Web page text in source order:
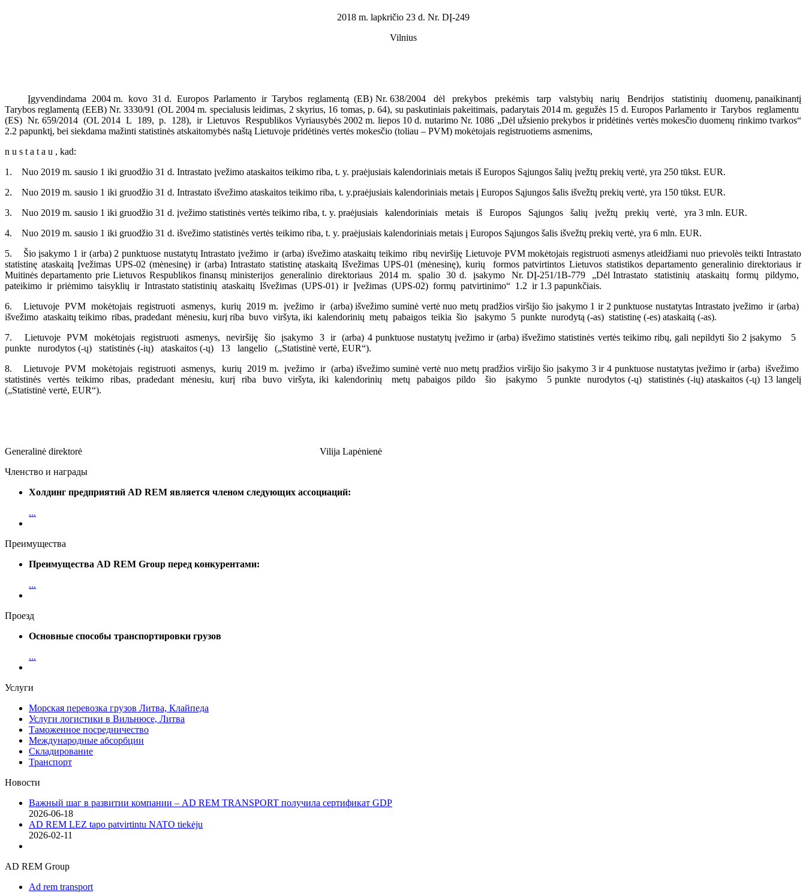
2018 m. lapkričio 23 d. Nr. DĮ-249
Vilnius
Įgyvendindama 2004 m. kovo 31 d. Europos Parlamento ir Tarybos reglamentą (EB) Nr. 638/2004 dėl prekybos prekėmis tarp valstybių narių Bendrijos statistinių duomenų, panaikinantį
Tarybos reglamentą (EEB) Nr. 3330/91 (OL 2004 m. specialusis leidimas, 2 skyrius, 16 tomas, p. 64), su paskutiniais pakeitimais, padarytais 2014 m. gegužės 15 d. Europos Parlamento ir Tarybos reglamentu
(ES) Nr. 659/2014 (OL 2014 L 189, p. 128), ir Lietuvos Respublikos Vyriausybės 2002 m. liepos 10 d. nutarimo Nr. 1086 „Dėl užsienio prekybos ir pridėtinės vertės mokesčio duomenų rinkimo tvarkos“
2.2 papunktį, bei siekdama mažinti statistinės atskaitomybės naštą Lietuvoje pridėtinės vertės mokesčio (toliau – PVM) mokėtojais registruotiems asmenims,
n u s t a t a u , kad:
1. Nuo 2019 m. sausio 1 iki gruodžio 31 d. Intrastato įvežimo ataskaitos teikimo riba, t. y. praėjusiais kalendoriniais metais iš Europos Sąjungos šalių įvežtų prekių vertė, yra 250 tūkst. EUR.
2. Nuo 2019 m. sausio 1 iki gruodžio 31 d. Intrastato išvežimo ataskaitos teikimo riba, t. y.praėjusiais kalendoriniais metais į Europos Sąjungos šalis išvežtų prekių vertė, yra 150 tūkst. EUR.
3. Nuo 2019 m. sausio 1 iki gruodžio 31 d. įvežimo statistinės vertės teikimo riba, t. y. praėjusiais kalendoriniais metais iš Europos Sąjungos šalių įvežtų prekių vertė, yra 3 mln. EUR.
4. Nuo 2019 m. sausio 1 iki gruodžio 31 d. išvežimo statistinės vertės teikimo riba, t. y. praėjusiais kalendoriniais metais į Europos Sąjungos šalis išvežtų prekių vertė, yra 6 mln. EUR.
5. Šio įsakymo 1 ir (arba) 2 punktuose nustatytų Intrastato įvežimo ir (arba) išvežimo ataskaitų teikimo ribų neviršiję Lietuvoje PVM mokėtojais registruoti asmenys atleidžiami nuo prievolės teikti Intrastato
statistinę ataskaitą Įvežimas UPS-02 (mėnesinę) ir (arba) Intrastato statistinę ataskaitą Išvežimas UPS-01 (mėnesinę), kurių formos patvirtintos Lietuvos statistikos departamento generalinio direktoriaus ir
Muitinės departamento prie Lietuvos Respublikos finansų ministerijos generalinio direktoriaus 2014 m. spalio 30 d. įsakymo Nr. DĮ-251/1B-779 „Dėl Intrastato statistinių ataskaitų formų pildymo,
pateikimo ir priėmimo taisyklių ir Intrastato statistinių ataskaitų Išvežimas (UPS-01) ir Įvežimas (UPS-02) formų patvirtinimo“ 1.2 ir 1.3 papunkčiais.
6. Lietuvoje PVM mokėtojais registruoti asmenys, kurių 2019 m. įvežimo ir (arba) išvežimo suminė vertė nuo metų pradžios viršijo šio įsakymo 1 ir 2 punktuose nustatytas Intrastato įvežimo ir (arba)
išvežimo ataskaitų teikimo ribas, pradedant mėnesiu, kurį riba buvo viršyta, iki kalendorinių metų pabaigos teikia šio įsakymo 5 punkte nurodytą (-as) statistinę (-es) ataskaitą (-as).
7. Lietuvoje PVM mokėtojais registruoti asmenys, neviršiję šio įsakymo 3 ir (arba) 4 punktuose nustatytų įvežimo ir (arba) išvežimo statistinės vertės teikimo ribų, gali nepildyti šio 2 įsakymo 5
punkte nurodytos (-ų) statistinės (-ių) ataskaitos (-ų) 13 langelio („Statistinė vertė, EUR“).
8. Lietuvoje PVM mokėtojais registruoti asmenys, kurių 2019 m. įvežimo ir (arba) išvežimo suminė vertė nuo metų pradžios viršijo šio įsakymo 3 ir 4 punktuose nustatytas įvežimo ir (arba) išvežimo
statistinės vertės teikimo ribas, pradedant mėnesiu, kurį riba buvo viršyta, iki kalendorinių metų pabaigos pildo šio įsakymo 5 punkte nurodytos (-ų) statistinės (-ių) ataskaitos (-ų) 13 langelį
(„Statistinė vertė, EUR“).
Generalinė direktorė Vilija Lapėnienė
Членство и награды
Холдинг предприятий AD REM является членом следующих ассоциаций:
...
Преимущества
Преимущества AD REM Group перед конкурентами:
...
Проезд
Основные способы транспортировки грузов
...
Услуги
Морская перевозка грузов Литва, Клайпеда
Услуги логистики в Вильнюсе, Литва
Таможенное посредничество
Международные абсорбции
Складирование
Транспорт
Новости
Важный шаг в развитии компании – AD REM TRANSPORT получила сертификат GDP
2026-06-18
AD REM LEZ tapo patvirtintu NATO tiekėju
2026-02-11
AD REM Group
Ad rem transport